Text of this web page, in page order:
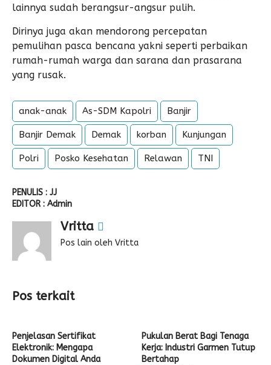
lainnya sudah berangsur-angsur pulih.
Dirinya juga akan mendorong percepatan
pemulihan pasca bencana yakni seperti perbaikan
rumah-rumah warga dan sarana dan prasarana
yang rusak.
anak-anak As-SDM Kapolri Banjir
Banjir Demak Demak korban Kunjungan
Polri Posko Kesehatan Relawan TNI
PENULIS : JJ
EDITOR : Admin
Vritta
Pos lain oleh Vritta
Pos terkait
Penjelasan Sertifikat
Elektronik: Mengapa
Dokumen Digital Anda
Pukulan Berat Bagi Tenaga
Kerja: Industri Garmen Tutup
Bertahap